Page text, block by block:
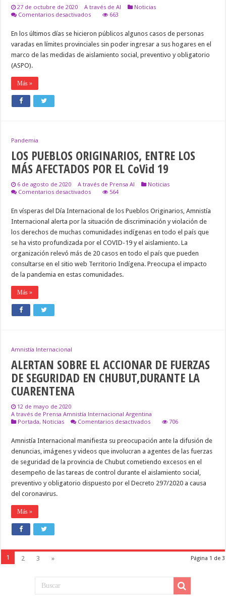
27 de octubre de 2020 A través de AI
Noticias
Comentarios desactivadosen
SOLICITÓ
INFORMES
A
GOBIERNOS
RESIDENCIA
663
En los últimos días se hicieron públicos algunos casos de personas
varadas en límites provinciales sin poder ingresar a sus hogares en el
marco de las medidas de aislamiento social, preventivo y obligatorio
(ASPO).
Más »
Pandemia
LOS PUEBLOS ORIGINARIOS, ENTRE LOS
MÁS AFECTADOS POR EL CoVid 19
6 de agosto de 2020 A través de Prensa AI
Noticias
Comentarios desactivadosen
ORIGINARIOS,
ENTRE
MÁS
AFECTADOS
POR
CoVid
19
564
En vísperas del Día Internacional de los Pueblos Originarios, Amnistía
Internacional alerta por la situación de discriminación y violación de
los derechos de muchas comunidades indígenas en todo el país que
se ha visto profundizada por el COVID-19 y el aislamiento. La
organización relevó más de 20 casos en todo el país que pueden
consultarse en el sitio web Territorio Indígena. Preocupa el impacto
de la pandemia en estas comunidades.
Más »
Amnistía Internacional
ALERTAN SOBRE EL ACCIONAR DE FUERZAS
DE SEGURIDAD EN CHUBUT,DURANTE LA
CUARENTENA
12 de mayo de 2020
A través de Prensa Amnistía Internacional Argentina
Portada, Noticias Comentarios desactivadosen
EL
ACCIONAR
DE
FUERZAS
DE
SEGURIDAD
706
Amnistía Internacional manifiesta su preocupación ante la difusión de
denuncias, imágenes y videos que involucran a agentes de las fuerzas
de seguridad de la provincia de Chubut cometiendo excesos en el
desempeño de las tareas de control durante el aislamiento social,
preventivo y obligatorio dispuesto por el Decreto 297/2020 a causa
del coronavirus.
Más »
Página 1 de 3
1 2 3 »